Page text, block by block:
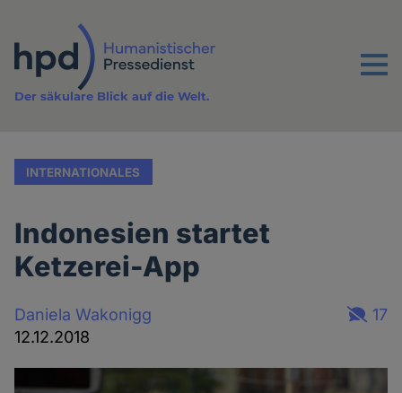
Inhalt
Menu
Der säkulare Blick auf die Welt.
INTERNATIONALES
Indonesien startet
Ketzerei-App
Daniela Wakonigg
12.12.2018
17